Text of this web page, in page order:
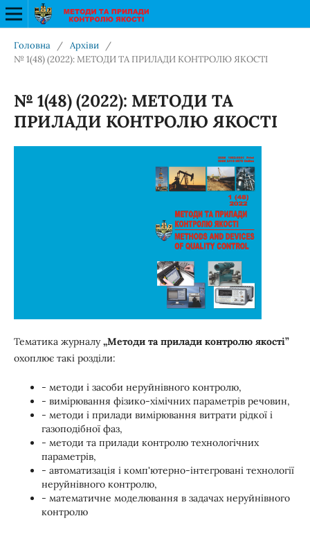
Головна / Архіви
/
№ 1(48) (2022): МЕТОДИ ТА ПРИЛАДИ КОНТРОЛЮ ЯКОСТІ
№ 1(48) (2022): МЕТОДИ ТА
ПРИЛАДИ КОНТРОЛЮ ЯКОСТІ
Тематика журналу„Методи та прилади контролю якості”
охоплює такі розділи:
- методи і засоби неруйнівного контролю,
- вимірювання фізико-хімічних параметрів речовин,
- методи і прилади вимірювання витрати рідкої і
газоподібної фаз,
- методи та прилади контролю технологічних
параметрів,
- автоматизація і комп'ютерно-інтегровані технології
неруйнівного контролю,
- математичне моделювання в задачах неруйнівного
контролю